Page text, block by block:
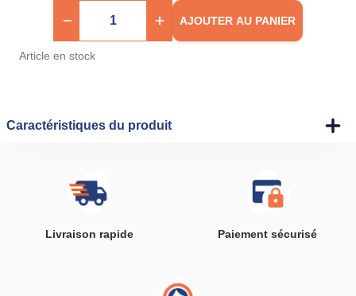
AJOUTER AU PANIER
Article en stock
Caractéristiques du produit
Livraison rapide Paiement sécurisé